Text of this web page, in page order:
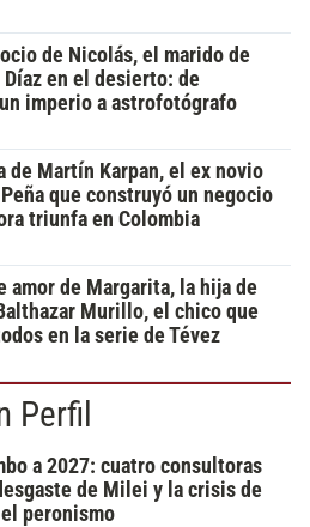
de Nicolás, el marido de
Díaz en el desierto: de
imperio a astrofotógrafo
de Martín Karpan, el ex novio
que construyó un negocio
triunfa en Colombia
amor de Margarita, la hija de
Murillo, el chico que
en la serie de Tévez
Perfil
a 2027: cuatro consultoras
de Milei y la crisis de
peronismo